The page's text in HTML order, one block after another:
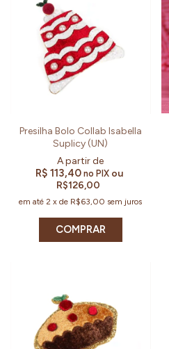
Presilha Bolo Collab Isabella
Suplicy (UN)
R$ 113,40no PIX ou
R$126,00
em até2 xde R$63,00 sem juros